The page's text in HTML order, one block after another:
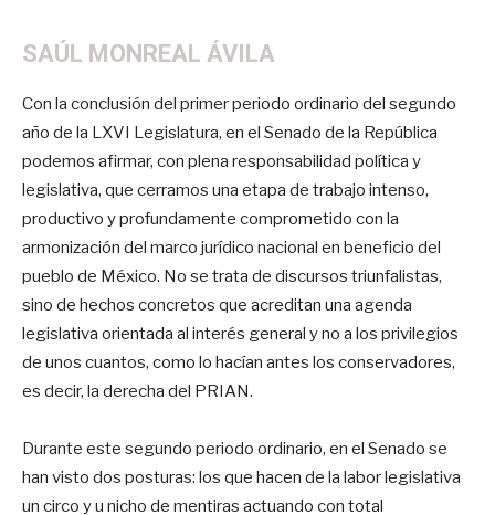
SAÚL MONREAL ÁVILA
Con la conclusión del primer periodo ordinario del segundo
año de la LXVI Legislatura, en el Senado de la República
podemos afirmar, con plena responsabilidad política y
legislativa, que cerramos una etapa de trabajo intenso,
productivo y profundamente comprometido con la
armonización del marco jurídico nacional en beneficio del
pueblo de México. No se trata de discursos triunfalistas,
sino de hechos concretos que acreditan una agenda
legislativa orientada al interés general y no a los privilegios
de unos cuantos, como lo hacían antes los conservadores,
es decir, la derecha del PRIAN.
Durante este segundo periodo ordinario, en el Senado se
han visto dos posturas: los que hacen de la labor legislativa
un circo y u nicho de mentiras actuando con total